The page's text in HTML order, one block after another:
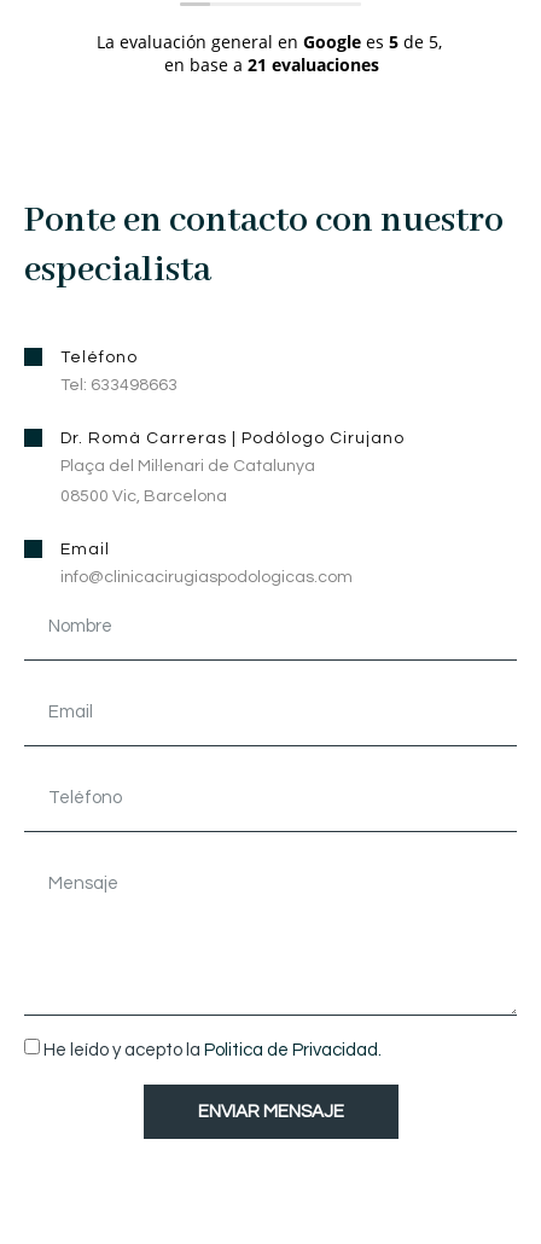
La evaluación general en Google es 5 de 5,
en base a 21 evaluaciones
Ponte en contacto con nuestro
especialista
Teléfono
Tel: 633498663
Dr. Romà Carreras | Podólogo Cirujano
Plaça del Mil·lenari de Catalunya
08500 Vic, Barcelona
Email
info@clinicacirugiaspodologicas.com
He leído y acepto la Politica de Privacidad.
ENVIAR MENSAJE